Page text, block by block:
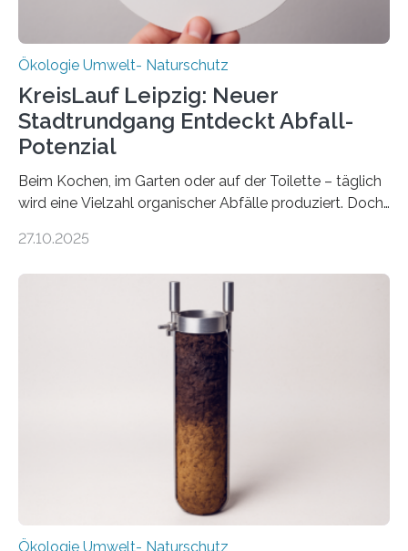
Ökologie Umwelt- Naturschutz
KreisLauf Leipzig: Neuer
Stadtrundgang Entdeckt Abfall-
Potenzial
Beim Kochen, im Garten oder auf der Toilette – täglich
wird eine Vielzahl organischer Abfälle produziert. Doch
Potenzial nur dann entfalten können, wenn sie in
Veränderung der Wirtschaft wichtig ist, zeigt der vom
Deutschen Biomasseforschungszentrum und der
Stadtreinigung Leipzig konzipierte und am 24. Oktober
2025 offiziell eingeweihte Stadtrundgang „KreisLauf“. Er
ist ab sofort im Leipziger Stadtgebiet…
27.10.2025
Ökologie Umwelt- Naturschutz